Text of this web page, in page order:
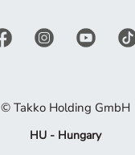
© Takko Holding GmbH
HU - Hungary